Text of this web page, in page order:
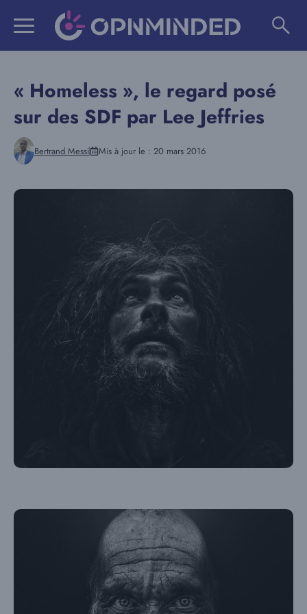
« Homeless », le regard posé
sur des SDF par Lee Jeffries
Bertrand Messi Mis à jour le : 20 mars 2016